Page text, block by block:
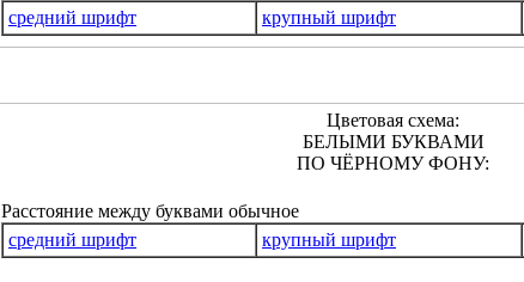
средний шрифт
крупный шрифт
Цветовая схема:
БЕЛЫМИ БУКВАМИ
ПО ЧЁРНОМУ ФОНУ:
Расстояние между буквами обычное
средний шрифт
крупный шрифт